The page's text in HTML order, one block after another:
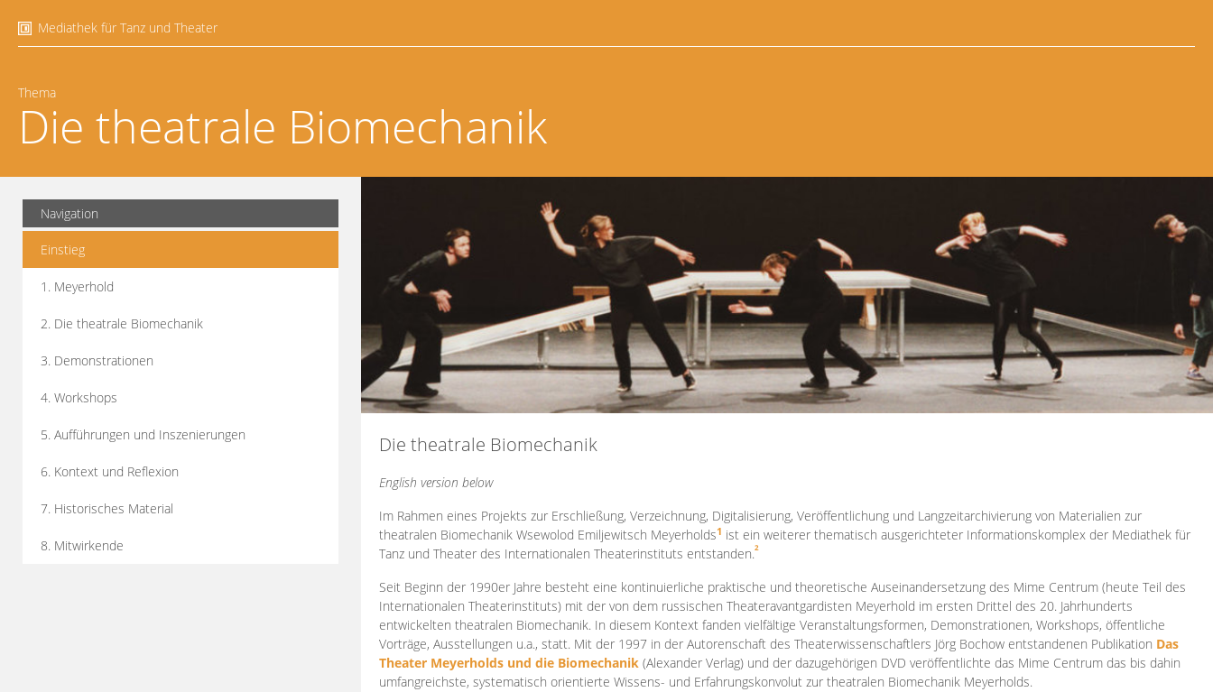
Mediathek für Tanz und Theater
Thema
Die theatrale Biomechanik
Navigation
Einstieg
1. Meyerhold
2. Die theatrale Biomechanik
3. Demonstrationen
4. Workshops
5. Aufführungen und Inszenierungen
6. Kontext und Reflexion
7. Historisches Material
8. Mitwirkende
Die theatrale Biomechanik
English version below
Im Rahmen eines Projekts zur Erschließung, Verzeichnung, Digitalisierung, Veröffentlichung und Langzeitarchivierung von Materialien zur
theatralen Biomechanik Wsewolod Emiljewitsch Meyerholds1 ist ein weiterer thematisch ausgerichteter Informationskomplex der Mediathek für
Tanz und Theater des Internationalen Theaterinstituts entstanden.2
Seit Beginn der 1990er Jahre besteht eine kontinuierliche praktische und theoretische Auseinandersetzung des Mime Centrum (heute Teil des
Internationalen Theaterinstituts) mit der von dem russischen Theateravantgardisten Meyerhold im ersten Drittel des 20. Jahrhunderts
entwickelten theatralen Biomechanik. In diesem Kontext fanden vielfältige Veranstaltungsformen, Demonstrationen, Workshops, öffentliche
Vorträge, Ausstellungen u.a., statt. Mit der 1997 in der Autorenschaft des Theaterwissenschaftlers Jörg Bochow entstandenen Publikation Das
Theater Meyerholds und die Biomechanik (Alexander Verlag) und der dazugehörigen DVD veröffentlichte das Mime Centrum das bis dahin
umfangreichste, systematisch orientierte Wissens- und Erfahrungskonvolut zur theatralen Biomechanik Meyerholds.